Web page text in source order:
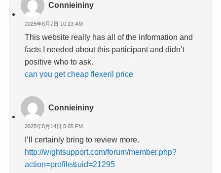
Connieininy
2025年8月7日 10:13 AM
This website really has all of the information and
facts I needed about this participant and didn’t
positive who to ask.
can you get cheap flexeril price
Connieininy
2025年8月14日 5:05 PM
I’ll certainly bring to review more.
http://wightsupport.com/forum/member.php?
action=profile&uid=21295